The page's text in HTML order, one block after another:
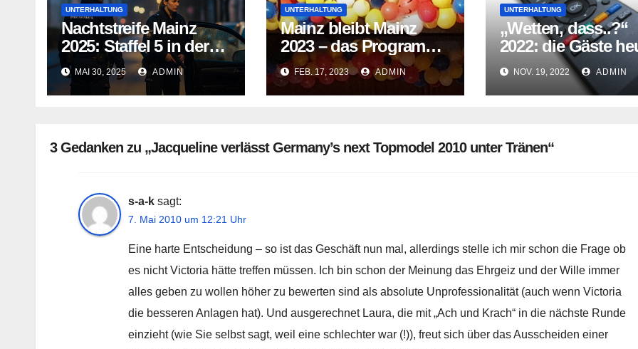
UNTERHALTUNG
Nachtstreife Mainz
2025: Staffel 5 in der
ARD Mediathek
MAI 30, 2025 ADMIN
UNTERHALTUNG
Mainz bleibt Mainz
2023 – das Programm
für heute Abend
FEB. 17, 2023 ADMIN
UNTERHALTUNG
„Wetten, dass..?“
2022: die Gäste
Abend
NOV. 19, 2022 ADMIN
3 Gedanken zu „Jacqueline verlässt Germany’s next Topmodel 2010 unter Tränen“
s-a-k sagt:
7. Mai 2010 um 12:21 Uhr
Eine harte Entscheidung – so ist das Geschäft nun mal, allerdings stelle ich mir schon die Frage ob
es nicht Victoria hätte treffen müssen. Ich bin schon der Meinung das Ehrgeiz und der Wille immer
alles geben zu wollen höher zu bewerten sind als absolute Unprofessionalität (auch wenn Victoria
die besseren Anlagen hat). Und ausgerechnet Laura, die mit „Ach und Krach“ in die nächste Runde
einzieht (wie Sie selbst sagt, weil eine schlechter war (!)), freut sich über das Ausscheiden einer